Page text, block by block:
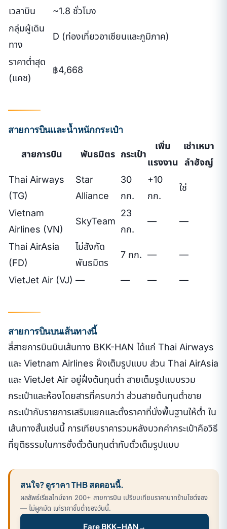
เวลาบิน
~1.8 ชั่วโมง
กลุ่มผู้เดิน
ทาง
D (ท่องเที่ยวอาเซียนและภูมิภาค)
ราคาต่ำสุด
(แคช)
฿4,668
สายการบินและน้ำหนักกระเป๋า
สายการบิน พันธมิตร กระเป๋า
เพิ่ม
แรงงาน
เช่าเหมา
ลำฮัจญ์
Thai Airways
(TG)
Star
Alliance
30
กก.
+10
กก.
ใช่
Vietnam
Airlines (VN)
SkyTeam
23
กก.
— —
Thai AirAsia
(FD)
ไม่สังกัด
พันธมิตร
7 กก. — —
VietJet Air (VJ) — — — —
สายการบินบนเส้นทางนี้
สี่สายการบินบินเส้นทาง BKK-HAN ได้แก่ Thai Airways
และ Vietnam Airlines ฝั่งเต็มรูปแบบ ส่วน Thai AirAsia
และ VietJet Air อยู่ฝั่งต้นทุนต่ำ สายเต็มรูปแบบรวม
กระเป๋าและห้องโดยสารที่ครบกว่า ส่วนสายต้นทุนต่ำขาย
กระเป๋ากับรายการเสริมแยกและตั้งราคาที่นั่งพื้นฐานให้ต่ำ ใน
เส้นทางสั้นเช่นนี้ การเทียบราคารวมหลังบวกค่ากระเป๋าคือวิธี
ที่ยุติธรรมในการชั่งตั๋วต้นทุนต่ำกับตั๋วเต็มรูปแบบ
สนใจ? ดูราคา THB สดตอนนี้.
ผลลัพธ์เรียลไทม์จาก 200+ สายการบิน เปรียบเทียบราคาบาทข้ามไซต์จอง
— ไม่ผูกมัด แค่ราคาขั้นต่ำของวันนี้.
Fare BKK–HAN →